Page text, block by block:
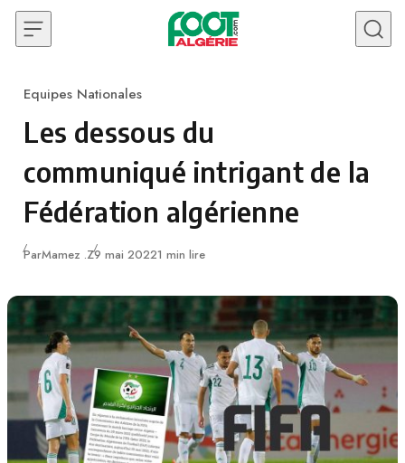
Skip to content
Category
Equipes Nationales
Les dessous du
communiqué intrigant de la
Fédération algérienne
ParMamez .ZPublié
9 mai 20221 min lire